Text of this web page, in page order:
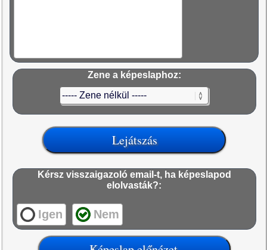
Zene a képeslaphoz:
Kérsz visszaigazoló email-t, ha képeslapod
elolvasták?:
Igen Nem